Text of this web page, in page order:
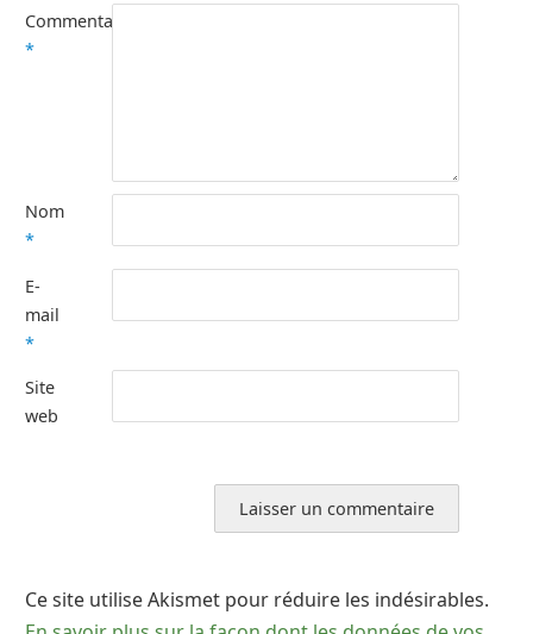
Commentaire
*
Nom
*
E-
mail
*
Site
web
Ce site utilise Akismet pour réduire les indésirables.